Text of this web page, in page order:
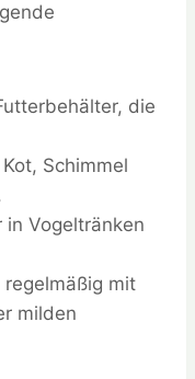
die
Schimmel
in Vogeltränken
regelmäßig mit
milden